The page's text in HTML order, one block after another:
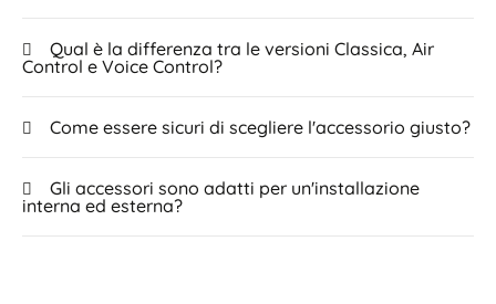
Qual è la differenza tra le versioni Classica, Air
Control e Voice Control?
Come essere sicuri di scegliere l'accessorio giusto?
Gli accessori sono adatti per un'installazione
interna ed esterna?